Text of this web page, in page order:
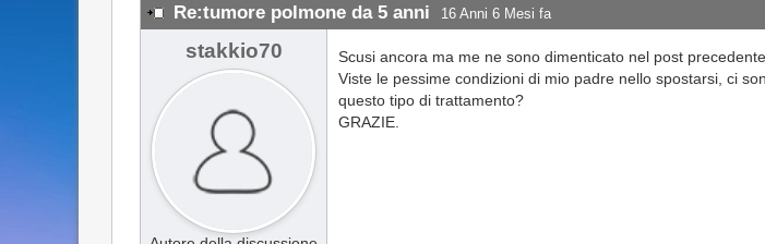
Re:tumore polmone da 5 anni 16 Anni 6 Mesi fa
stakkio70
Scusi ancora ma me ne sono dimenticato nel post precedente.
Viste le pessime condizioni di mio padre nello spostarsi, ci
questo tipo di trattamento?
GRAZIE.